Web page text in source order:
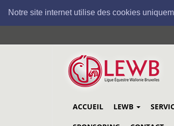
Notre site internet utilise des cookies
au
ACCUEIL LEWB